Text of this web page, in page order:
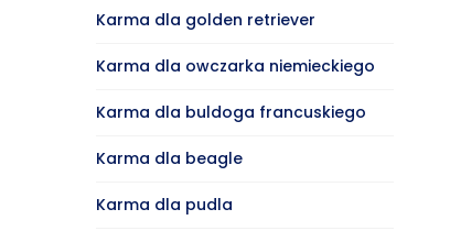
Karma dla golden retriever
Karma dla owczarka niemieckiego
Karma dla buldoga francuskiego
Karma dla beagle
Karma dla pudla